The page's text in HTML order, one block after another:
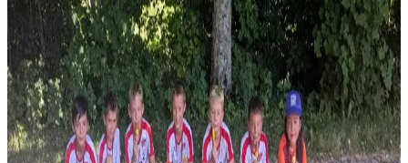
Vier Gruppensiege ohne Gegentor und ein 2:0 im Halbfinale – erst
im Finale wird unsere F-Jugend gestoppt: P...
News
14. Juli 2026
Rückblick: 1. Fanclub Worldcup Rot-Weiß –
Endrunde auf unserem Hauptplatz